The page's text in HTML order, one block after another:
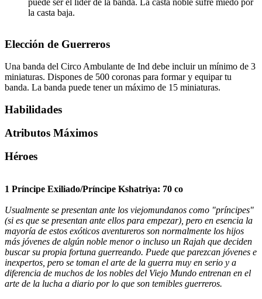
puede ser el líder de la banda. La casta noble sufre miedo por
la casta baja.
Elección de Guerreros
Una banda del Circo Ambulante de Ind debe incluir un mínimo de 3
miniaturas. Dispones de 500 coronas para formar y equipar tu
banda. La banda puede tener un máximo de 15 miniaturas.
Habilidades
Atributos Máximos
Héroes
1 Príncipe Exiliado/Príncipe Kshatriya: 70 co
Usualmente se presentan ante los viejomundanos como "príncipes"
(si es que se presentan ante ellos para empezar), pero en esencia la
mayoría de estos exóticos aventureros son normalmente los hijos
más jóvenes de algún noble menor o incluso un Rajah que deciden
buscar su propia fortuna guerreando. Puede que parezcan jóvenes e
inexpertos, pero se toman el arte de la guerra muy en serio y a
diferencia de muchos de los nobles del Viejo Mundo entrenan en el
arte de la lucha a diario por lo que son temibles guerreros.